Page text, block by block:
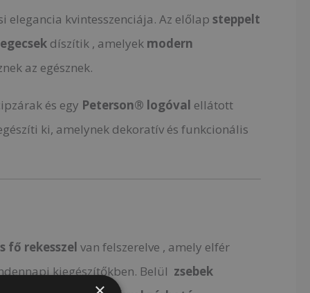
elegancia kvintesszenciája. Az előlapsteppelt
díszítik , amelyek modern
az egésznek.
és egy Peterson®️ logóval ellátott
ki, amelynek dekoratív és funkcionális
fő rekesszel van felszerelve , amely elfér
kiegészítőkben. Belül zsebek